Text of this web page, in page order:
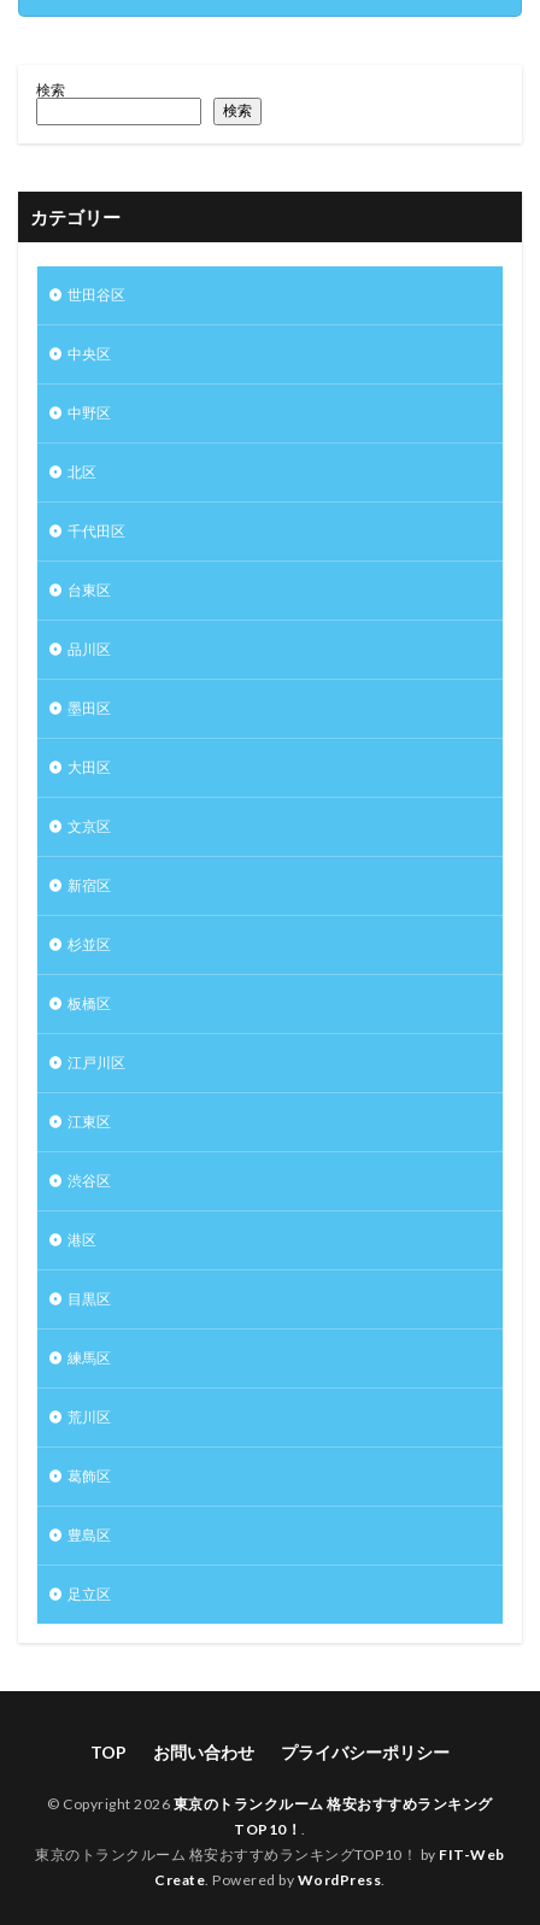
検索
検索
カテゴリー
世田谷区
中央区
中野区
北区
千代田区
台東区
品川区
墨田区
大田区
文京区
新宿区
杉並区
板橋区
江戸川区
江東区
渋谷区
港区
目黒区
練馬区
荒川区
葛飾区
豊島区
足立区
TOP お問い合わせ プライバシーポリシー
© Copyright 2026 東京のトランクルーム 格安おすすめランキング
TOP10！
東京のトランクルーム 格安おすすめランキングTOP10！ by FIT-Web
Create . Powered by WordPress